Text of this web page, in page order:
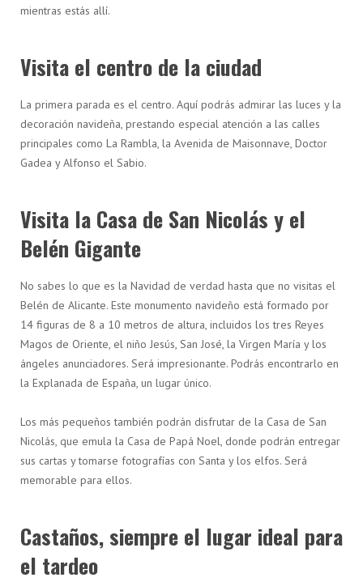
mientras estás allí.
Visita el centro de la ciudad
La primera parada es el centro. Aquí podrás admirar las luces y la
decoración navideña, prestando especial atención a las calles
principales como La Rambla, la Avenida de Maisonnave, Doctor
Gadea y Alfonso el Sabio.
Visita la Casa de San Nicolás y el
Belén Gigante
No sabes lo que es la Navidad de verdad hasta que no visitas el
Belén de Alicante. Este monumento navideño está formado por
14 figuras de 8 a 10 metros de altura, incluidos los tres Reyes
Magos de Oriente, el niño Jesús, San José, la Virgen María y los
ángeles anunciadores. Será impresionante. Podrás encontrarlo en
la Explanada de España, un lugar único.
Los más pequeños también podrán disfrutar de la Casa de San
Nicolás, que emula la Casa de Papá Noel, donde podrán entregar
sus cartas y tomarse fotografías con Santa y los elfos. Será
memorable para ellos.
Castaños, siempre el lugar ideal para
el tardeo